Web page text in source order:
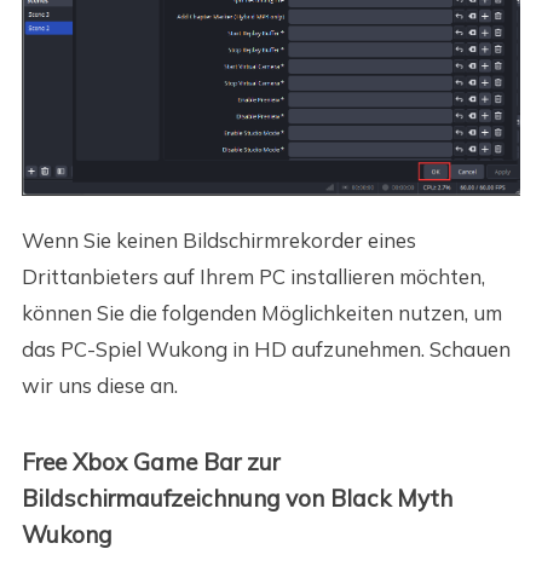
Wenn Sie keinen Bildschirmrekorder eines
Drittanbieters auf Ihrem PC installieren möchten,
können Sie die folgenden Möglichkeiten nutzen, um
das PC-Spiel Wukong in HD aufzunehmen. Schauen
wir uns diese an.
Free Xbox Game Bar zur
Bildschirmaufzeichnung von Black Myth
Wukong